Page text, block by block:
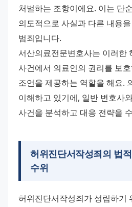
처벌하는 조항이에요. 이는 단
의도적으로 사실과 다른 내용
범죄입니다.
서산의료전문변호사는 이러한
사건에서 의료인의 권리를 보
조언을 제공하는 역할을 해요.
이해하고 있기에, 일반 변호사
사건을 분석하고 대응 전략을
허위진단서작성죄의 법
수위
허위진단서작성죄가 성립하기